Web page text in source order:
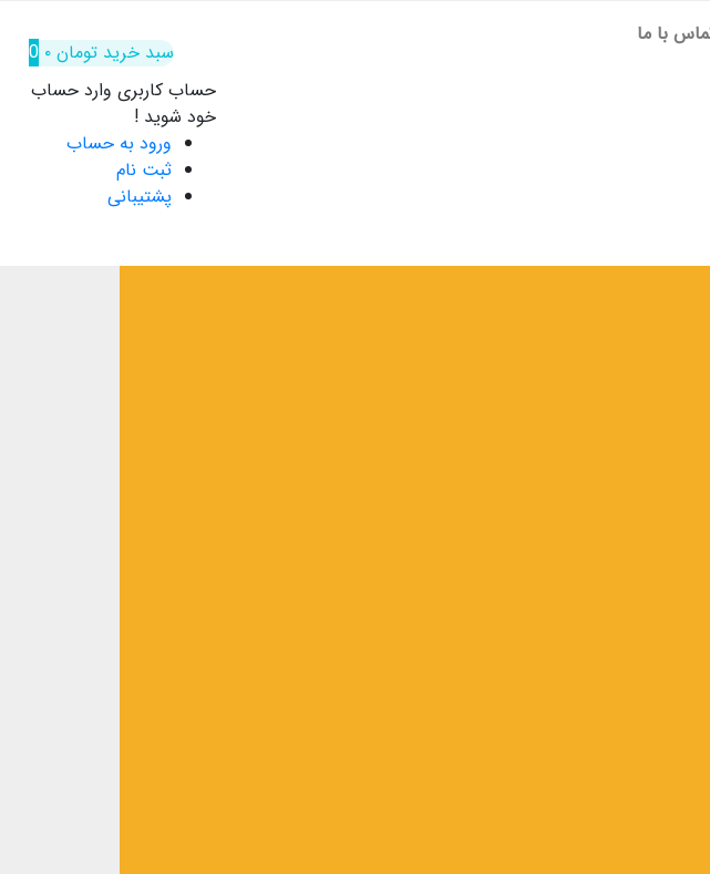
با ما
سبد خرید تومان۰
0
حساب کاربری وارد حساب
خود شوید !
ورود به حساب
ثبت نام
پشتیبانی